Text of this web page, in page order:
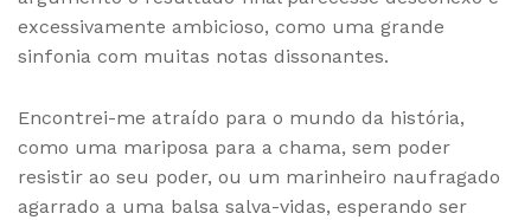
excessivamente ambicioso, como uma grande
sinfonia com muitas notas dissonantes.
Encontrei-me atraído para o mundo da história,
como uma mariposa para a chama, sem poder
resistir ao seu poder, ou um marinheiro naufragado
agarrado a uma balsa salva-vidas, esperando ser